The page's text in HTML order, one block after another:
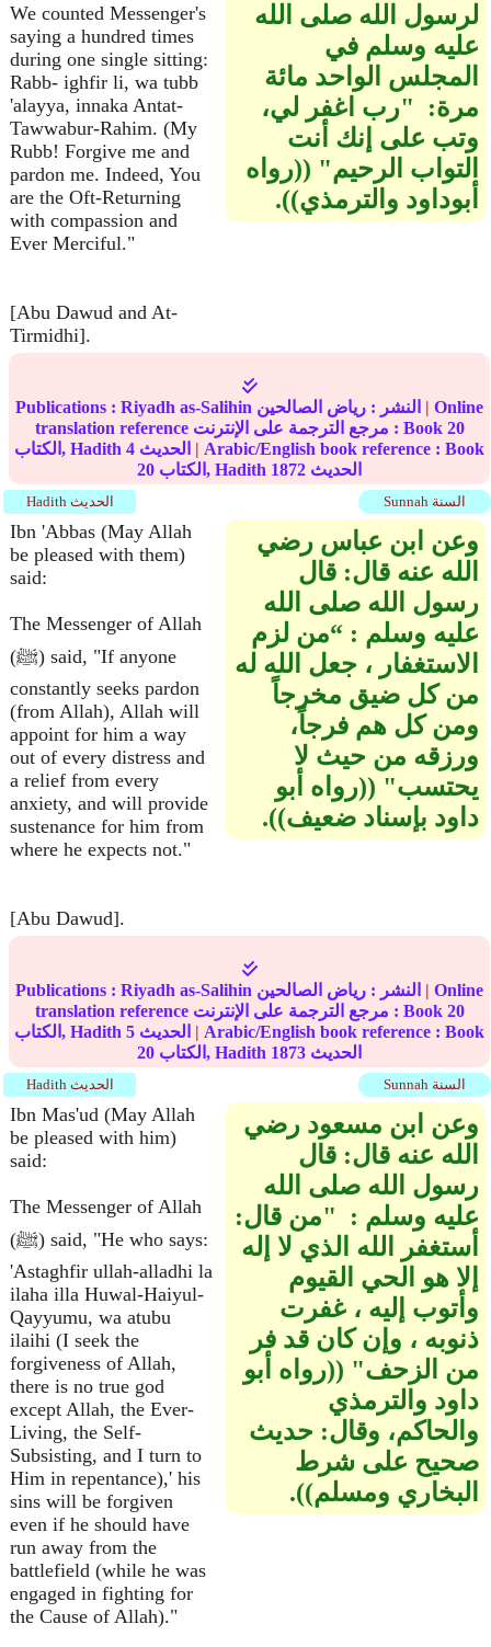
We counted Messenger's
saying a hundred times
during one single sitting:
Rabb- ighfir li, wa tubb
'alayya, innaka Antat-
Tawwabur-Rahim. (My
Rubb! Forgive me and
pardon me. Indeed, You
are the Oft-Returning
with compassion and
Ever Merciful."
[Abu Dawud and At-
Tirmidhi].
لرسول الله صلى الله
عليه وسلم في
المجلس الواحد مائة
مرة‏:‏ ‏ "‏رب اغفر لي،
وتب على إنك أنت
التواب الرحيم‏"‏ ‏(‏‏(‏رواه
أبوداود والترمذي‏)‏‏)‏‏.‏
Publications : Riyadh as-Salihin النشر : رياض الصالحين | Online
translation reference مرجع الترجمة على الإنترنت : Book 20
الكتاب, Hadith 4 | Arabic/English book reference : Book
20
الكتاب, Hadith 1872 الحديث
Sunnah السنة Hadith الحديث
Ibn 'Abbas (May Allah
be pleased with them)
said:
The Messenger of Allah
(ﷺ) said, "If anyone
constantly seeks pardon
(from Allah), Allah will
appoint for him a way
out of every distress and
a relief from every
anxiety, and will provide
sustenance for him from
where he expects not."
[Abu Dawud].
وعن ابن عباس رضي
الله عنه قال‏:‏ قال
رسول الله صلى الله
عليه وسلم ‏:‏ “من لزم
الاستغفار ، جعل الله له
من كل ضيق مخرجاً
ومن كل هم فرجاً،
ورزقه من حيث لا
يحتسب‏"‏ ‏(‏‏(‏رواه أبو
داود بإسناد ضعيف‏)‏‏)‏‏.‏
Publications : Riyadh as-Salihin النشر : رياض الصالحين | Online
translation reference مرجع الترجمة على الإنترنت : Book 20
الكتاب, Hadith 5 | Arabic/English book reference : Book
20
الكتاب, Hadith 1873 الحديث
Sunnah السنة Hadith الحديث
Ibn Mas'ud (May Allah
be pleased with him)
said:
The Messenger of Allah
(ﷺ) said, "He who says:
'Astaghfir ullah-alladhi la
ilaha illa Huwal-Haiyul-
Qayyumu, wa atubu
ilaihi (I seek the
forgiveness of Allah,
there is no true god
except Allah, the Ever-
Living, the Self-
Subsisting, and I turn to
Him in repentance),' his
sins will be forgiven
even if he should have
run away from the
battlefield (while he was
engaged in fighting for
the Cause of Allah)."
وعن ابن مسعود رضي
الله عنه قال‏:‏ قال
رسول الله صلى الله
عليه وسلم ‏:‏ ‏ "‏من قال‏:‏
أستغفر الله الذي لا إله
إلا هو الحي القيوم
وأتوب إليه ، غفرت
ذنوبه ، وإن كان قد فر
من الزحف‏"‏ ‏(‏‏(‏رواه أبو
داود والترمذي
والحاكم، وقال‏:‏ حديث
صحيح على شرط
البخاري ومسلم‏)‏‏)‏‏.‏